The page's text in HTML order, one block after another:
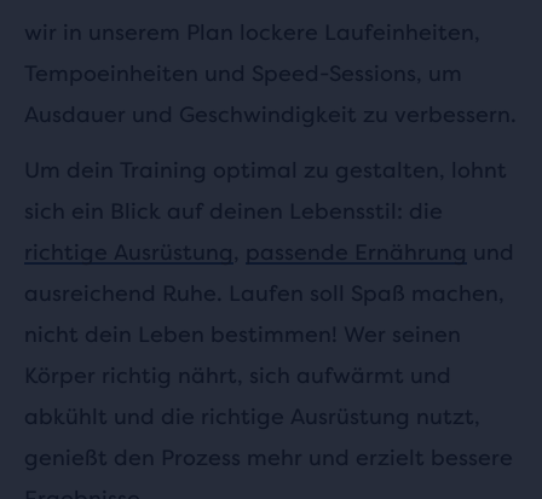
wir in unserem Plan lockere Laufeinheiten,
Tempoeinheiten und Speed-Sessions, um
Ausdauer und Geschwindigkeit zu verbessern.
Um dein Training optimal zu gestalten, lohnt
sich ein Blick auf deinen Lebensstil: die
richtige Ausrüstung, passende Ernährung und
ausreichend Ruhe. Laufen soll Spaß machen,
nicht dein Leben bestimmen! Wer seinen
Körper richtig nährt, sich aufwärmt und
abkühlt und die richtige Ausrüstung nutzt,
genießt den Prozess mehr und erzielt bessere